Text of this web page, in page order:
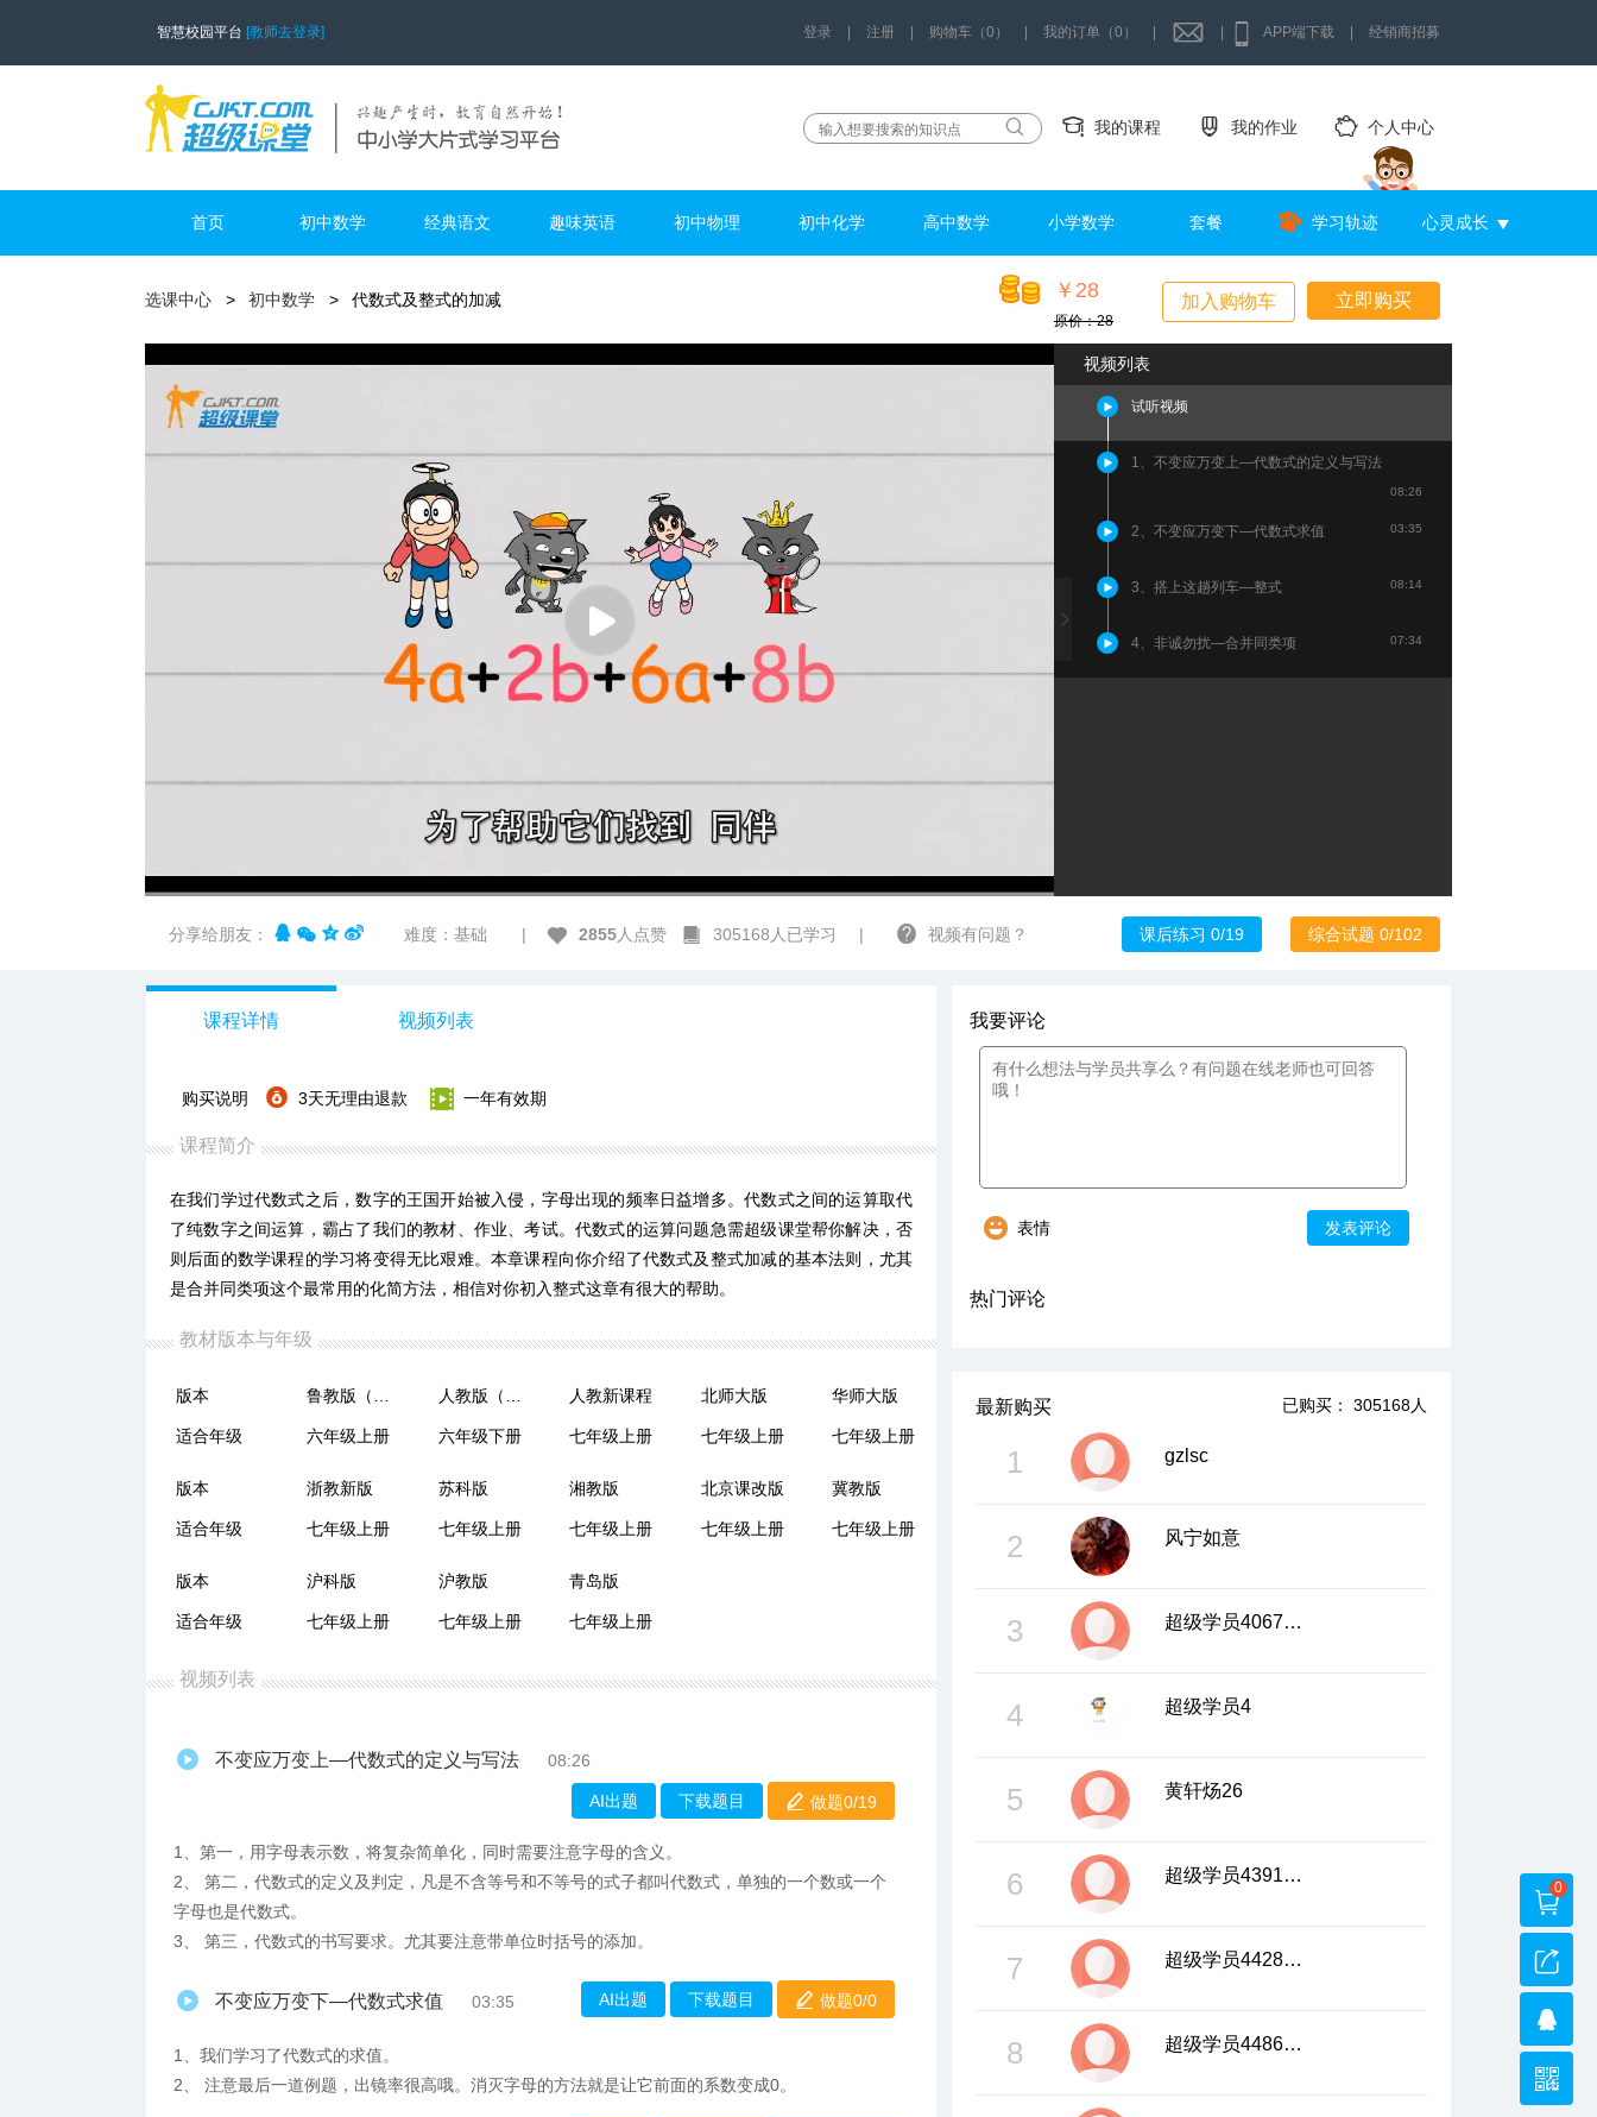
智慧校园平台 [教师去登录] 登录 注册 购物车（0） 我的订单（0） APP端下载 经销商招募
我的课程 我的作业 个人中心
首页 初中数学 经典语文 趣味英语 初中物理 初中化学 高中数学 小学数学 套餐 学习轨迹 心灵成长
立即购买
加入购物车
￥28
原价：28
选课中心 初中数学 代数式及整式的加减
00:00 / 01:15 高清 1x
视频列表
试听视频
1、不变应万变上—代数式的定义与写法
08:26
2、不变应万变下—代数式求值 03:35
3、搭上这趟列车—整式 08:14
4、非诚勿扰—合并同类项 07:34
分享给朋友： 难度：基础 | 2855人点赞 305168人已学习 | 视频有问题？ 课后练习 0/19 综合试题 0/102
课程详情 视频列表
购买说明 3天无理由退款 一年有效期
课程简介
在我们学过代数式之后，数字的王国开始被入侵，字母出现的频率日益增多。代数式之间的运算取代
了纯数字之间运算，霸占了我们的教材、作业、考试。代数式的运算问题急需超级课堂帮你解决，否
则后面的数学课程的学习将变得无比艰难。本章课程向你介绍了代数式及整式加减的基本法则，尤其
是合并同类项这个最常用的化简方法，相信对你初入整式这章有很大的帮助。
教材版本与年级
版本
适合年级 六年级上册 六年级下册
人教新课程
七年级上册
北师大版
七年级上册
华师大版
七年级上册
版本
适合年级
浙教新版
七年级上册
苏科版
七年级上册
湘教版
七年级上册
北京课改版
七年级上册
冀教版
七年级上册
版本
适合年级
沪科版
七年级上册
沪教版
七年级上册
青岛版
七年级上册
视频列表
不变应万变上—代数式的定义与写法 08:26
AI出题 下载题目 做题0/19
1、第一，用字母表示数，将复杂简单化，同时需要注意字母的含义。
2、 第二，代数式的定义及判定，凡是不含等号和不等号的式子都叫代数式，单独的一个数或一个
字母也是代数式。
3、 第三，代数式的书写要求。尤其要注意带单位时括号的添加。
不变应万变下—代数式求值 03:35 AI出题 下载题目 做题0/0
1、我们学习了代数式的求值。
2、 注意最后一道例题，出镜率很高哦。消灭字母的方法就是让它前面的系数变成0。
我要评论
发表评论
表情
热门评论
已购买： 305168人
最新购买
1 gzlsc
2 风宁如意
3 超级学员4067447
4 超级学员4
5 黄轩炀26
6 超级学员4391821
7 超级学员4428490
8 超级学员4486035
0